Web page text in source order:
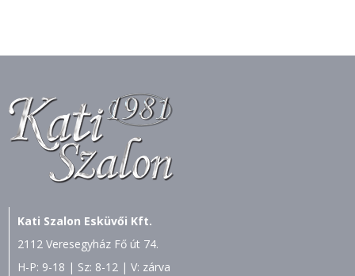
Kati Szalon Esküvői Kft.
2112 Veresegyház Fő út 74.
H-P: 9-18 | Sz: 8-12 | V: zárva